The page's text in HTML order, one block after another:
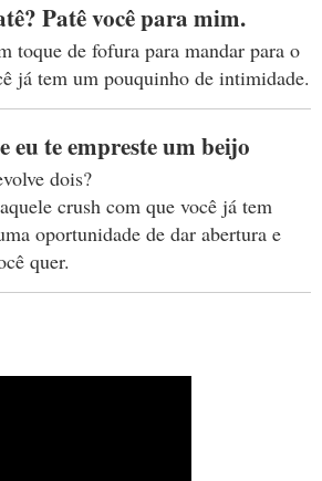
Patê você para mim.
toque de fofura para mandar para o
já tem um pouquinho de intimidade.
eu te empreste um beijo
dois?
crush com que você já tem
oportunidade de dar abertura e
quer.